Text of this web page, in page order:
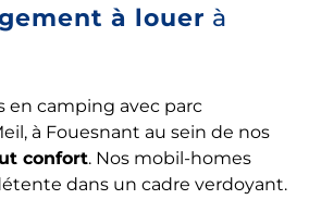
à louer à
en camping avec parc
à Fouesnant au sein de nos
confort. Nos mobil-homes
dans un cadre verdoyant.